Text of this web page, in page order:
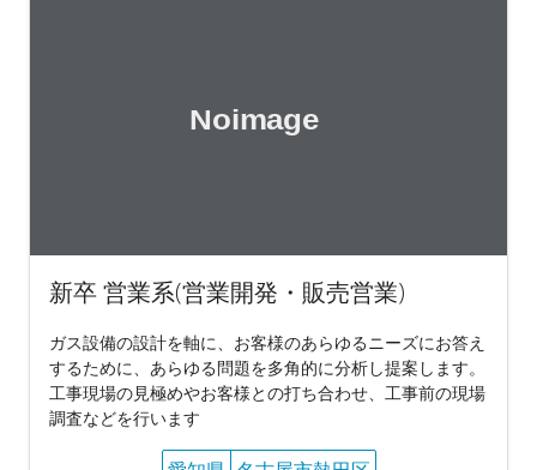
新卒 営業系(営業開発・販売営業)
ガス設備の設計を軸に、お客様のあらゆるニーズにお答え
するために、あらゆる問題を多角的に分析し提案します。
工事現場の見極めやお客様との打ち合わせ、工事前の現場
調査などを行います